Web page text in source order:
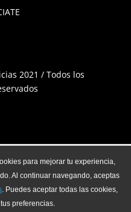
2021 / Todos los
para mejorar tu experiencia,
Al continuar navegando, aceptas
. Puedes aceptar todas las cookies,
preferencias.